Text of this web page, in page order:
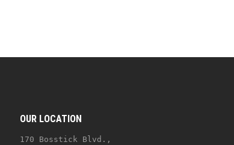
OUR LOCATION
170 Bosstick Blvd.,